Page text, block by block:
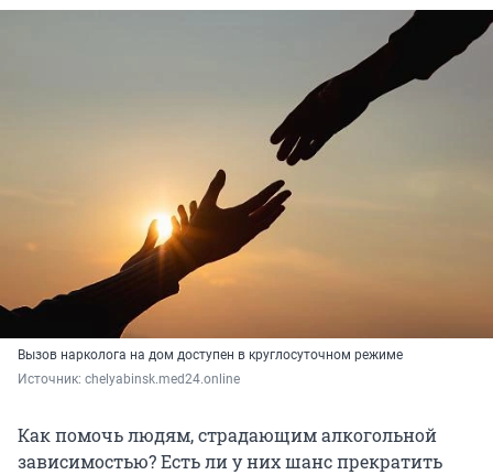
Вызов нарколога на дом доступен в круглосуточном режиме
Источник: chelyabinsk.med24.online
Как помочь людям, страдающим алкогольной
зависимостью? Есть ли у них шанс прекратить